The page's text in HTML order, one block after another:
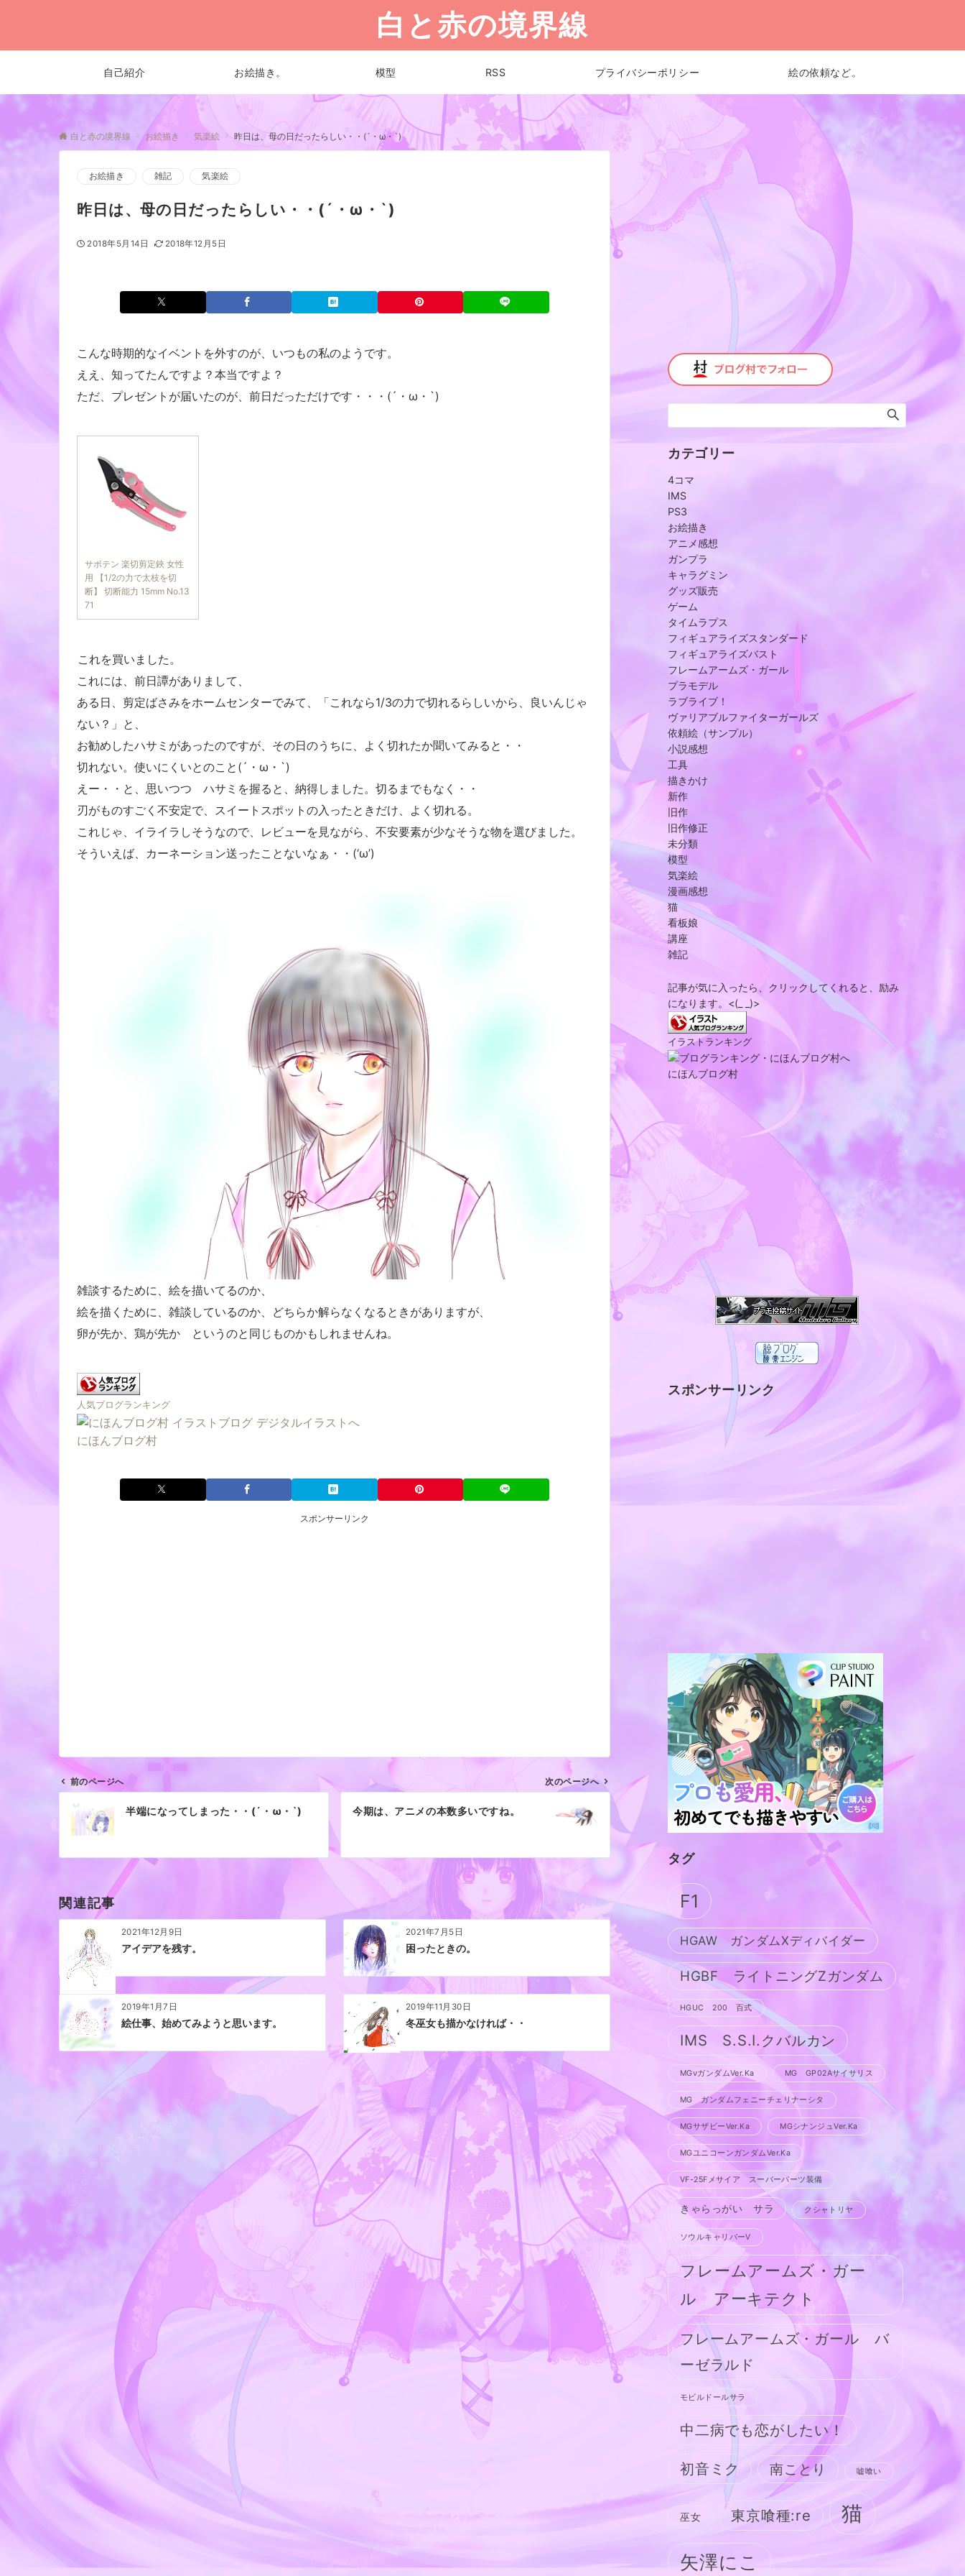
白と赤の境界線
自己紹介 お絵描き。 模型 RSS プライバシーポリシー 絵の依頼など。
白と赤の境界線 お絵描き 気楽絵 昨日は、母の日だったらしい・・(´・ω・`)
お絵描き 雑記 気楽絵
昨日は、母の日だったらしい・・(´・ω・`)
2018年5月14日 2018年12月5日
こんな時期的なイベントを外すのが、いつもの私のようです。
ええ、知ってたんですよ？本当ですよ？
ただ、プレゼントが届いたのが、前日だっただけです・・・(´・ω・`)
サボテン 楽切剪定鋏 女性
用 【1/2の力で太枝を切
断】 切断能力 15mm No.13
71
これを買いました。
これには、前日譚がありまして、
ある日、剪定ばさみをホームセンターでみて、「これなら1/3の力で切れるらしいから、良いんじゃ
ない？」と、
お勧めしたハサミがあったのですが、その日のうちに、よく切れたか聞いてみると・・
切れない。使いにくいとのこと(´・ω・`)
えー・・と、思いつつ ハサミを握ると、納得しました。切るまでもなく・・
刃がものすごく不安定で、スイートスポットの入ったときだけ、よく切れる。
これじゃ、イライラしそうなので、レビューを見ながら、不安要素が少なそうな物を選びました。
そういえば、カーネーション送ったことないなぁ・・(‘ω’)
雑談するために、絵を描いてるのか、
絵を描くために、雑談しているのか、どちらか解らなくなるときがありますが、
卵が先か、鶏が先か というのと同じものかもしれませんね。
人気ブログランキング
にほんブログ村
スポンサーリンク
ビ
シ
前のページへ
半端になってしまった・・(´・ω・`)
次のページへ
今期は、アニメの本数多いですね。
関連記事
2021年12月9日
アイデアを残す。
2021年7月5日
困ったときの。
2019年1月7日
絵仕事、始めてみようと思います。
2019年11月30日
冬巫女も描かなければ・・
カテゴリー
4コマ
IMS
PS3
お絵描き
アニメ感想
ガンプラ
キャラグミン
グッズ販売
ゲーム
タイムラプス
フィギュアライズスタンダード
フィギュアライズバスト
フレームアームズ・ガール
プラモデル
ラブライブ！
ヴァリアブルファイターガールズ
依頼絵（サンプル）
小説感想
工具
描きかけ
新作
旧作
旧作修正
未分類
模型
気楽絵
漫画感想
猫
看板娘
講座
雑記
記事が気に入ったら、クリックしてくれると、励み
になります。<(_ _)>
イラストランキング
にほんブログ村
スポンサーリンク
タグ
F1
HGAW ガンダムXディバイダー
HGBF ライトニングZガンダム
HGUC 200 百式
IMS S.S.I.クバルカン
MGνガンダムVer.Ka MG GP02Aサイサリス
MG ガンダムフェニーチェリナーシタ
MGサザビーVer.Ka MGシナンジュVer.Ka
MGユニコーンガンダムVer.Ka
VF-25Fメサイア スーパーパーツ装備
きゃらっがい サラ クシャトリヤ
ソウルキャリバーV
フレームアームズ・ガー
ル アーキテクト
フレームアームズ・ガール バ
ーゼラルド
モビルドールサラ
中二病でも恋がしたい！
初音ミク 南ことり 嘘喰い
巫女 東京喰種:re 猫
矢澤にこ